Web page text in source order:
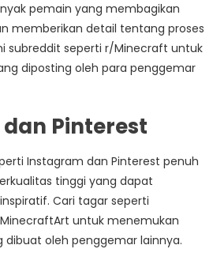
pemain yang membagikan
memberikan detail tentang proses
subreddit seperti r/Minecraft untuk
diposting oleh para penggemar
Pinterest
Instagram dan Pinterest penuh
tinggi yang dapat
Cari tagar seperti
untuk menemukan
dibuat oleh penggemar lainnya.